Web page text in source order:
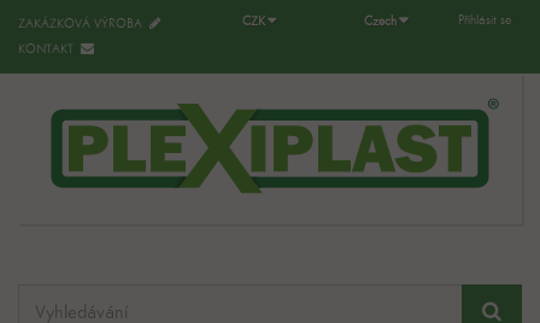
Přihlásit se
Czech
CZK
ZAKÁZKOVÁ VÝROBA
KONTAKT